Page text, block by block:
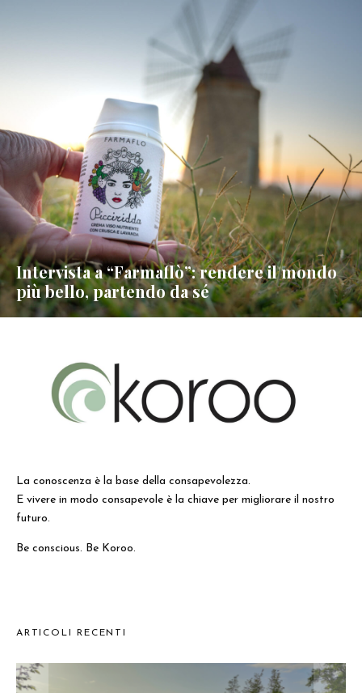
Intervista a “Farmaflò”: rendere il mondo
più bello, partendo da sé
La conoscenza è la base della consapevolezza.
E vivere in modo consapevole è la chiave per migliorare il nostro
futuro.
Be conscious. Be Koroo.
ARTICOLI RECENTI